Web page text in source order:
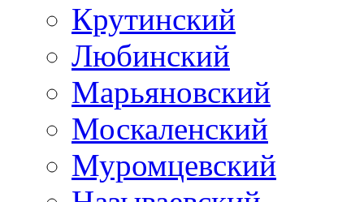
Крутинский
Любинский
Марьяновский
Москаленский
Муромцевский